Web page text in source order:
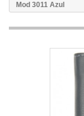
Mod 3011 Azul